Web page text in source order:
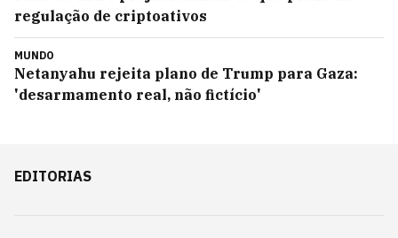
regulação de criptoativos
MUNDO
Netanyahu rejeita plano de Trump para Gaza:
'desarmamento real, não fictício'
EDITORIAS